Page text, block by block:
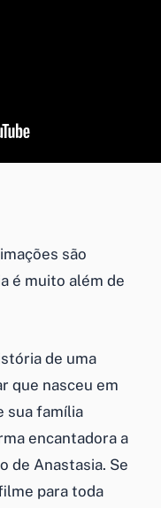
são
é muito além de
de uma
que nasceu em
sua família
encantadora a
de Anastasia. Se
para toda